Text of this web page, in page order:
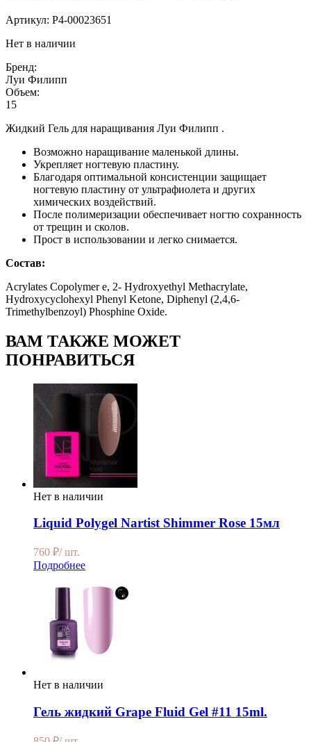
Артикул: P4-00023651
Нет в наличии
Бренд:
Луи Филипп
Объем:
15
Жидкий Гель для наращивания Луи Филипп .
Возможно наращивание маленькой длины.
Укрепляет ногтевую пластину.
Благодаря оптимальной консистенции защищает
ногтевую пластину от ультрафиолета и других
химических воздействий.
После полимеризации обеспечивает ногтю сохранность
от трещин и сколов.
Прост в использовании и легко снимается.
Состав:
Acrylates Copolymer e, 2- Hydroxyethyl Methacrylate,
Hydroxycyclohexyl Phenyl Ketone, Diphenyl (2,4,6-
Trimethylbenzoyl) Phosphine Oxide.
ВАМ ТАКЖЕ МОЖЕТ
ПОНРАВИТЬСЯ
Нет в наличии
Liquid Polygel Nartist Shimmer Rose 15мл
760 ₽/ шт.
Подробнее
Нет в наличии
Гель жидкий Grape Fluid Gel #11 15ml.